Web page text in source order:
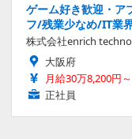
ゲーム好き歓迎・ア
フ/残業少なめ/IT業
株式会社enrich
大阪府
月給30万8,200円
正社員